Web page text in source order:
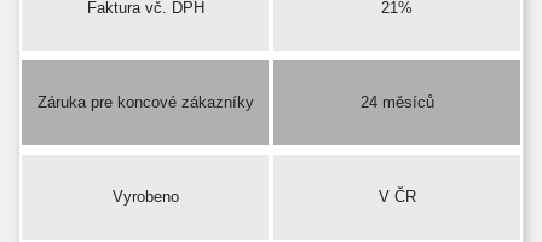
Faktura vč. DPH 21%
Záruka pre koncové zákazníky 24 měsíců
Vyrobeno V ČR